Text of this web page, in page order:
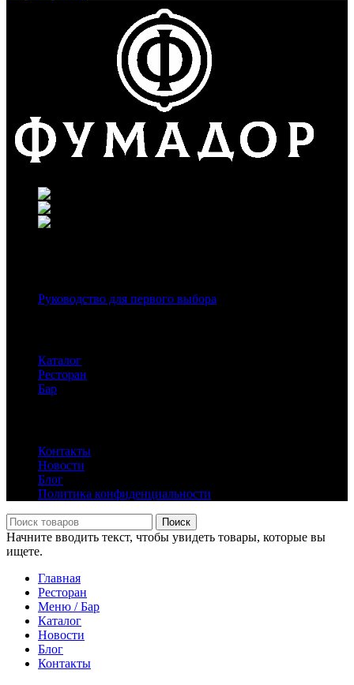
Руководство для первого выбора
Каталог
Ресторан
Бар
Контакты
Новости
Блог
Политика конфиденциальности
Поиск
Начните вводить текст, чтобы увидеть товары, которые вы
ищете.
Главная
Ресторан
Меню / Бар
Каталог
Новости
Блог
Контакты